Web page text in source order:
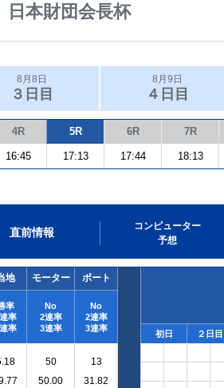
本財団会長杯
8月8日
３日目
8月9日
４日目
4R 5R 6R 7R
16:45 17:13 17:44 18:13
直前情報
コンピューター
予想
地 モーター ボート
率
率
率
No
2連率
3連率
No
2連率
3連率
初日 ２日目
50
50.00
13
31.82